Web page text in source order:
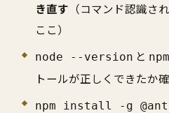
き直す （コマンド認識さ
ここ）
node --version と
トールが正しくできたか
npm install -g